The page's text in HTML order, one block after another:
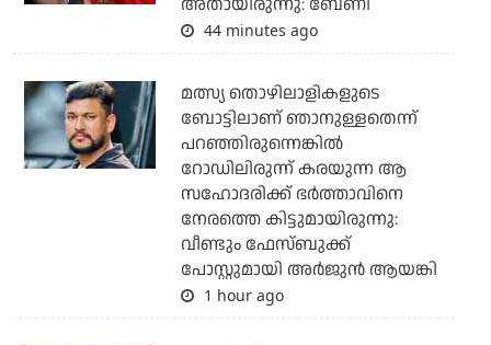
44 minutes ago
മത്സ്യ തൊഴിലാളികളുടെ
ബോട്ടിലാണ് ഞാനുള്ളതെന്ന്
പറഞ്ഞിരുന്നെങ്കില്‍
റോഡിലിരുന്ന് കരയുന്ന ആ
സഹോദരിക്ക് ഭര്‍ത്താവിനെ
നേരത്തെ കിട്ടുമായിരുന്നു:
വീണ്ടും ഫേസ്ബുക്ക്
പോസ്റ്റുമായി അര്‍ജുന്‍ ആയങ്കി
1 hour ago